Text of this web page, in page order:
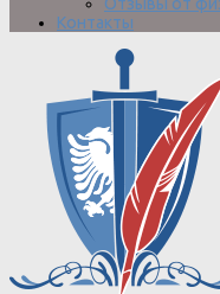
Отзывы от
Контакты